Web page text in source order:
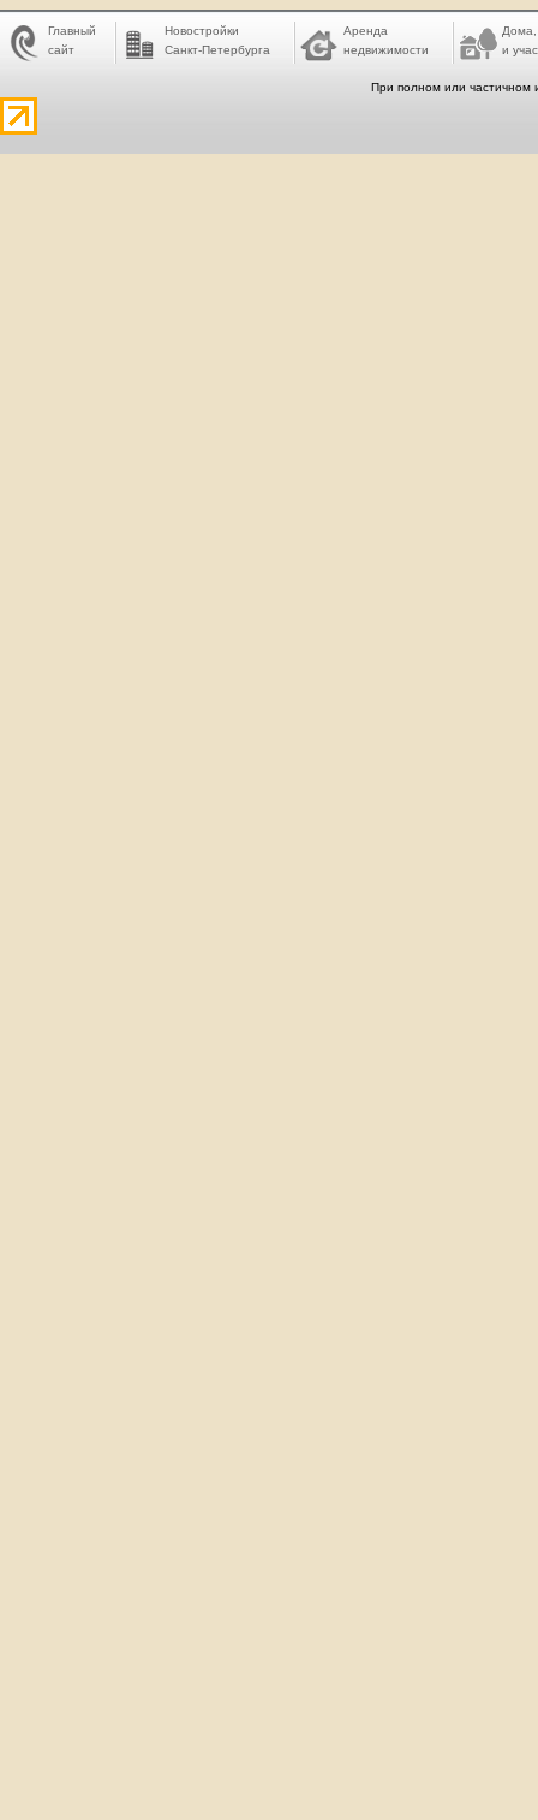
Главный
сайт
Новостройки
Санкт-Петербурга
Аренда
недвижимости
Дома,
и
При полном или частичном